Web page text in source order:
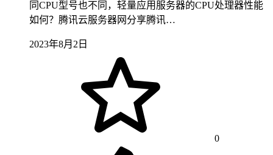
同CPU型号也不同，轻量应用服务器的CPU处理器性能
如何？腾讯云服务器网分享腾讯…
2023年8月2日
0